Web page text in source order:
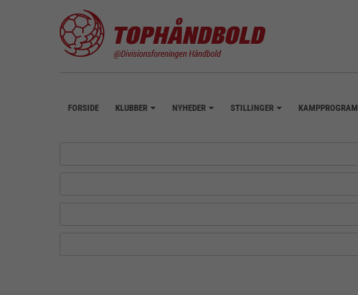
FORSIDE KLUBBER NYHEDER STILLINGER KAMPPROGRAM